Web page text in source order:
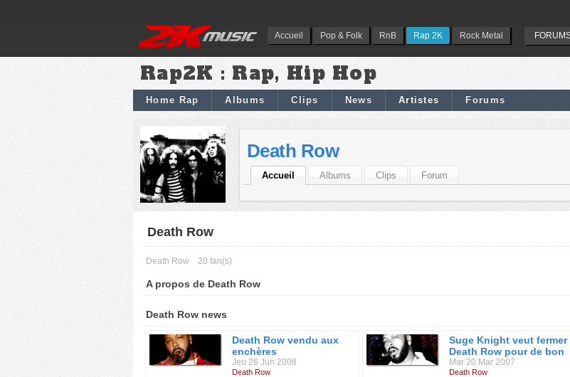
Accueil Pop & Folk RnB Rap 2K Rock Metal
Rap2K : Rap, Hip Hop
Home Rap Albums Clips News Artistes Forums
Death Row
Accueil Albums Clips Forum
Death Row
Death Row 20 fan(s)
A propos de Death Row
Death Row news
Death Row vendu aux
enchères
Jeu 26 Jun 2008
Death Row
Suge Knight veut fermer
Death Row pour de bon
Mar 20 Mar 2007
Death Row